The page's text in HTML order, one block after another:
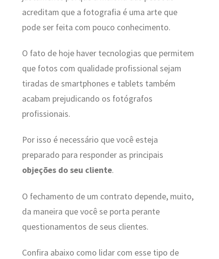
acreditam que a fotografia é uma arte que
pode ser feita com pouco conhecimento.
O fato de hoje haver tecnologias que permitem
que fotos com qualidade profissional sejam
tiradas de smartphones e tablets também
acabam prejudicando os fotógrafos
profissionais.
Por isso é necessário que você esteja
preparado para responder as principais
objeções do seu cliente.
O fechamento de um contrato depende, muito,
da maneira que você se porta perante
questionamentos de seus clientes.
Confira abaixo como lidar com esse tipo de